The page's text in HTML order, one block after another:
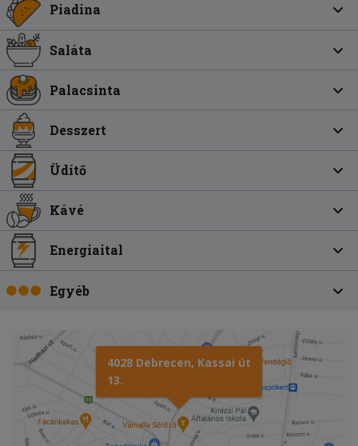
Piadina
Saláta
Palacsinta
Desszert
Üdítő
Kávé
Energiaital
Egyéb
4028 Debrecen, Kassai út
13.